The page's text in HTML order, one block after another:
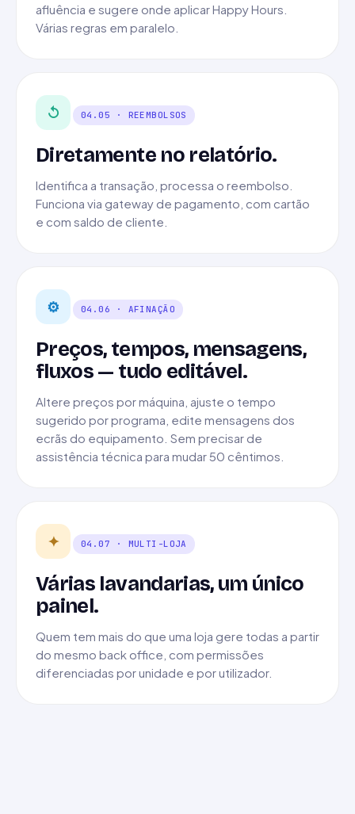
afluência e sugere onde aplicar Happy Hours.
Várias regras em paralelo.
↺ 04.05 · REEMBOLSOS
Diretamente no relatório.
Identifica a transação, processa o reembolso.
Funciona via gateway de pagamento, com cartão
e com saldo de cliente.
⚙ 04.06 · AFINAÇÃO
Preços, tempos, mensagens,
fluxos — tudo editável.
Altere preços por máquina, ajuste o tempo
sugerido por programa, edite mensagens dos
ecrãs do equipamento. Sem precisar de
assistência técnica para mudar 50 cêntimos.
✦ 04.07 · MULTI-LOJA
Várias lavandarias, um único
painel.
Quem tem mais do que uma loja gere todas a partir
do mesmo back office, com permissões
diferenciadas por unidade e por utilizador.